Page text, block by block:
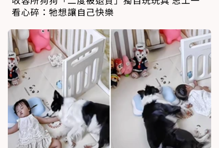
看心碎：牠想讓自己快樂